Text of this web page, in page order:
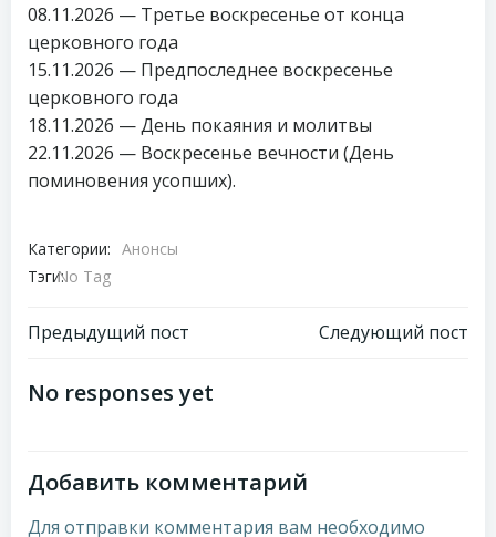
08.11.2026 — Третье воскресенье от конца
церковного года
15.11.2026 — Предпоследнее воскресенье
церковного года
18.11.2026 — День покаяния и молитвы
22.11.2026 — Воскресенье вечности (День
поминовения усопших).
Категории: Анонсы
Тэги:No Tag
Навигация
по
Предыдущий пост
Навигация
Следующий пост
No responses yet
Добавить комментарий
Для отправки комментария вам необходимо